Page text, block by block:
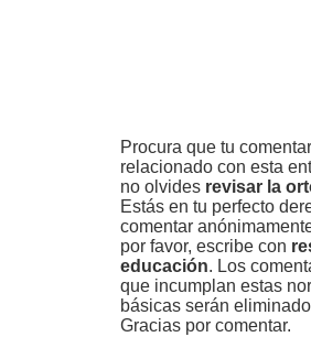
Procura que tu
relacionado con esta
no olvides revisar la
Estás en tu perfecto
comentar
por favor, escribe con
educación. Los
que incumplan estas
básicas serán
Gracias por comentar.